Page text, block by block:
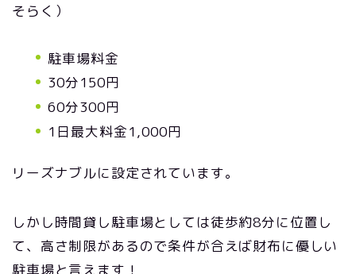
そらく）
駐車場料金
30分150円
60分300円
1日最大料金1,000円
リーズナブルに設定されています。
しかし時間貸し駐車場としては徒歩約8分に位置し
て、高さ制限があるので条件が合えば財布に優しい
駐車場と言えます！